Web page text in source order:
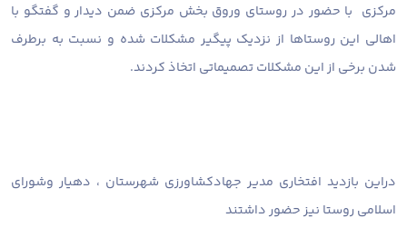
مرکزی با حضور در روستای وروق بخش مرکزی ضمن دیدار و گفتگو با
اهالی این روستاها از نزدیک پیگیر مشکلات شده و نسبت به برطرف
شدن برخی از این مشکلات تصمیماتی اتخاذ کردند.
دراین بازدید افتخاری مدیر جهادکشاورزی شهرستان ، دهیار وشورای
اسلامی روستا نیز حضور داشتند